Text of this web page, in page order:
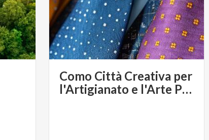
Como Città Creativa per
l'Artigianato e l'Arte Popolare